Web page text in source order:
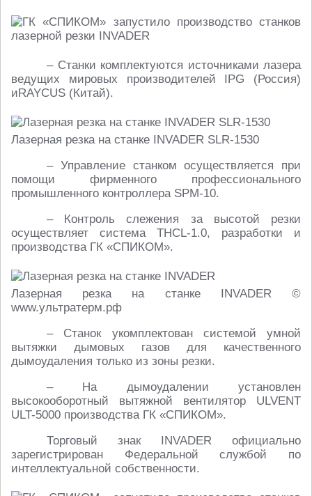
– Станки комплектуются источниками лазера
ведущих мировых производителей IPG (Россия)
иRAYCUS (Китай).
Лазерная резка на станке INVADER SLR-1530
– Управление станком осуществляется при
помощи фирменного профессионального
промышленного контроллера SPM-10.
– Контроль слежения за высотой резки
осуществляет система THCL-1.0, разработки и
производства ГК «СПИКОМ».
Лазерная резка на станке INVADER ©
www.ультратерм.рф
– Станок укомплектован системой умной
вытяжки дымовых газов для качественного
дымоудаления только из зоны резки.
– На дымоудалении установлен
высокооборотный вытяжной вентилятор ULVENT
ULT-5000 производства ГК «СПИКОМ».
Торговый знак INVADER официально
зарегистрирован Федеральной службой по
интеллектуальной собственности.